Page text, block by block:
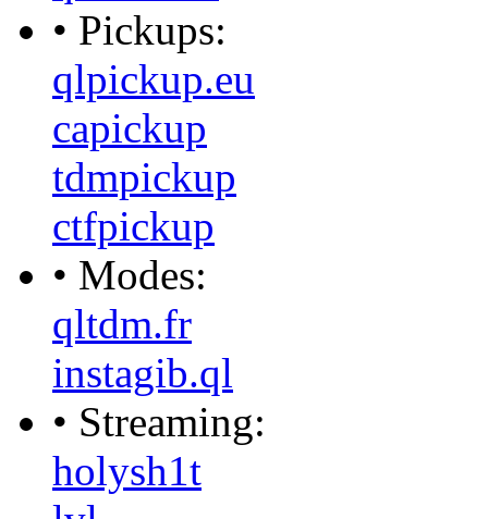
• Pickups:
qlpickup.eu
capickup
tdmpickup
ctfpickup
• Modes:
qltdm.fr
instagib.ql
• Streaming:
holysh1t